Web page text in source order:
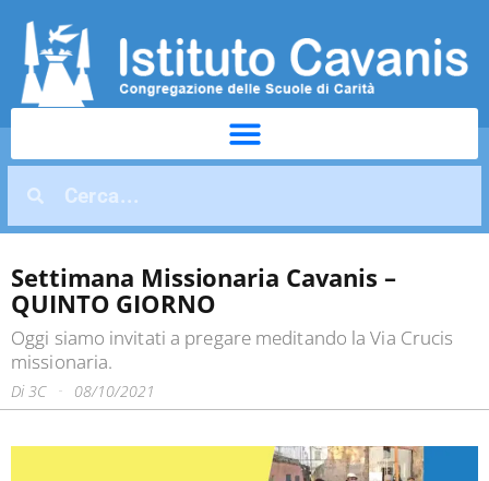
Settimana Missionaria Cavanis –
QUINTO GIORNO
Oggi siamo invitati a pregare meditando la Via Crucis
missionaria.
Di 3C 08/10/2021